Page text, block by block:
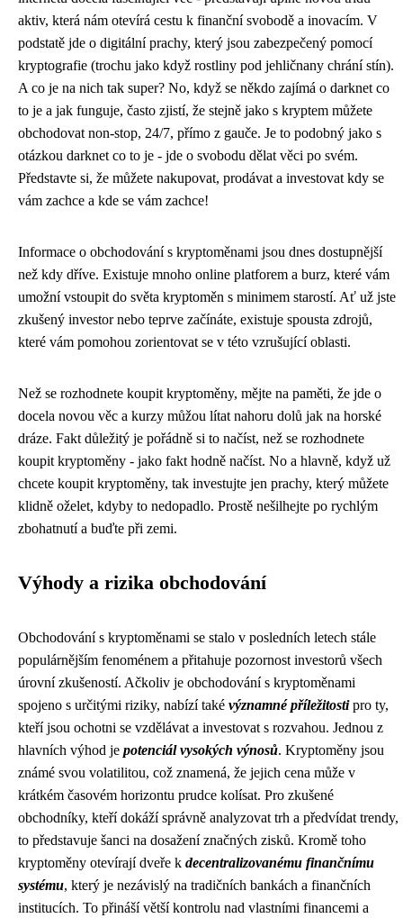
aktiv, která nám otevírá cestu k finanční svobodě a inovacím. V
podstatě jde o digitální prachy, který jsou zabezpečený pomocí
kryptografie (trochu jako když rostliny pod jehličnany chrání stín).
A co je na nich tak super? No, když se někdo zajímá o darknet co
to je a jak funguje, často zjistí, že stejně jako s kryptem můžete
obchodovat non-stop, 24/7, přímo z gauče. Je to podobný jako s
otázkou darknet co to je - jde o svobodu dělat věci po svém.
Představte si, že můžete nakupovat, prodávat a investovat kdy se
vám zachce a kde se vám zachce!
Informace o obchodování s kryptoměnami jsou dnes dostupnější
než kdy dříve. Existuje mnoho online platforem a burz, které vám
umožní vstoupit do světa kryptoměn s minimem starostí. Ať už jste
zkušený investor nebo teprve začínáte, existuje spousta zdrojů,
které vám pomohou zorientovat se v této vzrušující oblasti.
Než se rozhodnete koupit kryptoměny, mějte na paměti, že jde o
docela novou věc a kurzy můžou lítat nahoru dolů jak na horské
dráze. Fakt důležitý je pořádně si to načíst, než se rozhodnete
koupit kryptoměny - jako fakt hodně načíst. No a hlavně, když už
chcete koupit kryptoměny, tak investujte jen prachy, který můžete
klidně oželet, kdyby to nedopadlo. Prostě nešilhejte po rychlým
zbohatnutí a buďte při zemi.
Výhody a rizika obchodování
Obchodování s kryptoměnami se stalo v posledních letech stále
populárnějším fenoménem a přitahuje pozornost investorů všech
úrovní zkušeností. Ačkoliv je obchodování s kryptoměnami
spojeno s určitými riziky, nabízí také významné příležitostipro ty,
kteří jsou ochotni se vzdělávat a investovat s rozvahou. Jednou z
hlavních výhod je potenciál vysokých výnosů. Kryptoměny jsou
známé svou volatilitou, což znamená, že jejich cena může v
krátkém časovém horizontu prudce kolísat. Pro zkušené
obchodníky, kteří dokáží správně analyzovat trh a předvídat trendy,
to představuje šanci na dosažení značných zisků. Kromě toho
kryptoměny otevírají dveře k decentralizovanému finančnímu
systému, který je nezávislý na tradičních bankách a finančních
institucích. To přináší větší kontrolu nad vlastními financemi a